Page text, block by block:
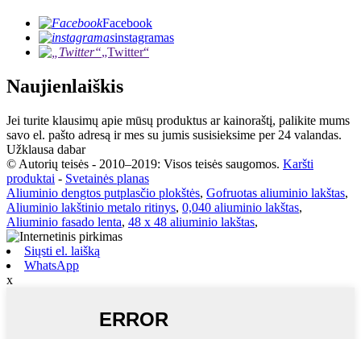
Facebook
instagramas
„Twitter“
Naujienlaiškis
Jei turite klausimų apie mūsų produktus ar kainoraštį, palikite mums
savo el. pašto adresą ir mes su jumis susisieksime per 24 valandas.
Užklausa dabar
© Autorių teisės - 2010–2019: Visos teisės saugomos. Karšti
produktai - Svetainės planas
Aliuminio dengtos putplasčio plokštės, Gofruotas aliuminio lakštas,
Aliuminio lakštinio metalo ritinys, 0,040 aliuminio lakštas,
Aliuminio fasado lenta, 48 x 48 aliuminio lakštas,
Siųsti el. laišką
WhatsApp
x